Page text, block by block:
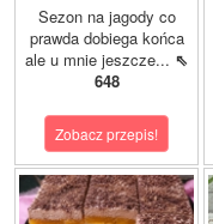
Sezon na jagody co
prawda dobiega końca
ale u mnie jeszcze... ⇖
648
Zobacz przepis!